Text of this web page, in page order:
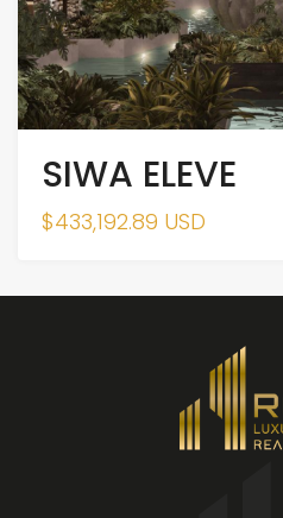
SIWA ELEVE
$433,192.89 USD